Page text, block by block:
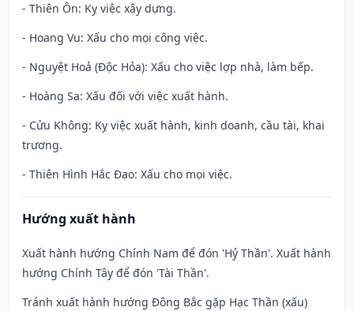
- Thiên Ôn: Kỵ việc xây dựng.
- Hoang Vu: Xấu cho mọi công việc.
- Nguyệt Hoả (Độc Hỏa): Xấu cho việc lợp nhà, làm bếp.
- Hoàng Sa: Xấu đối với việc xuất hành.
- Cửu Không: Kỵ việc xuất hành, kinh doanh, cầu tài, khai
trương.
- Thiên Hình Hắc Đạo: Xấu cho mọi việc.
Hướng xuất hành
Xuất hành hướng Chính Nam để đón 'Hỷ Thần'. Xuất hành
hướng Chính Tây để đón 'Tài Thần'.
Tránh xuất hành hướng Đông Bắc gặp Hạc Thần (xấu)